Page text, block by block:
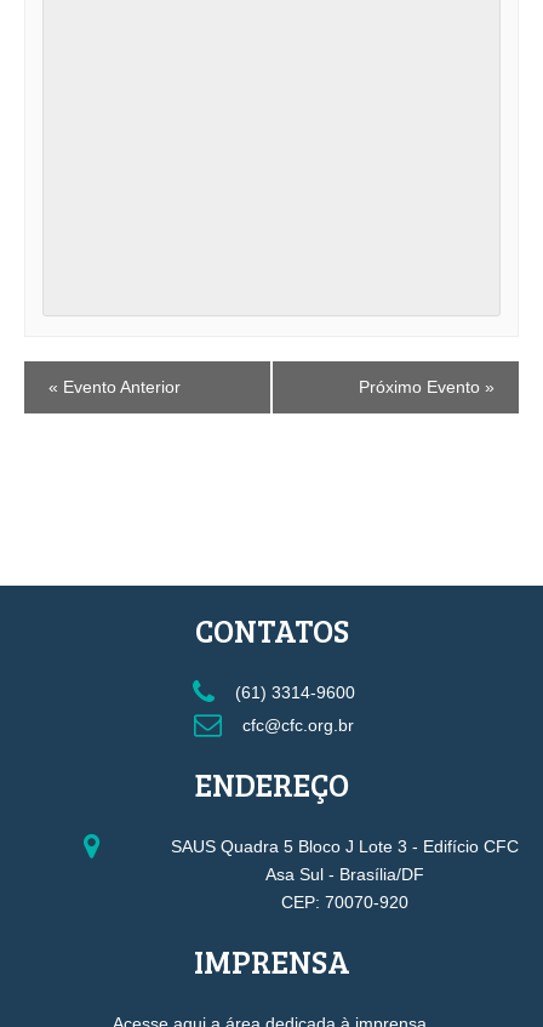
EVENTO
NAVEGAÇÃO
« Evento Anterior Próximo Evento »
CONTATOS
(61) 3314-9600
cfc@cfc.org.br
ENDEREÇO
SAUS Quadra 5 Bloco J Lote 3 - Edifício CFC
Asa Sul - Brasília/DF
CEP: 70070-920
IMPRENSA